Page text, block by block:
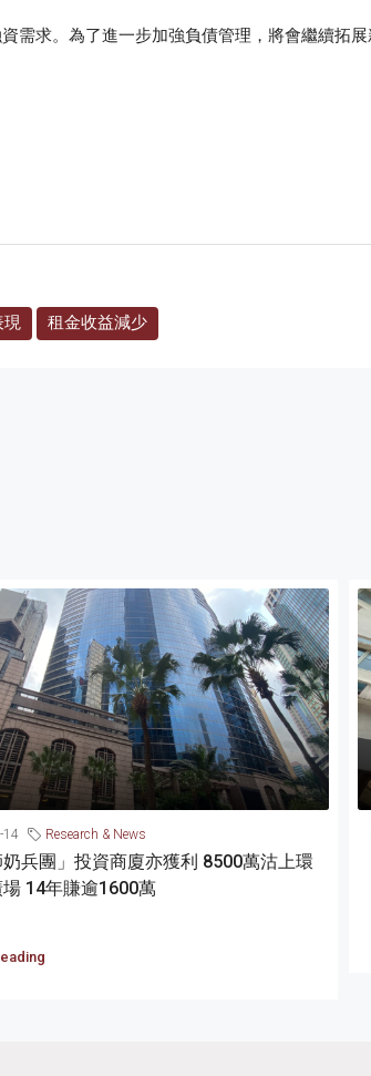
需求。為了進一步加強負債管理，將會繼續拓
現 租金收益減少
14 Research & News
兵團」投資商廈亦獲利 8500萬沽上環
14年賺逾1600萬